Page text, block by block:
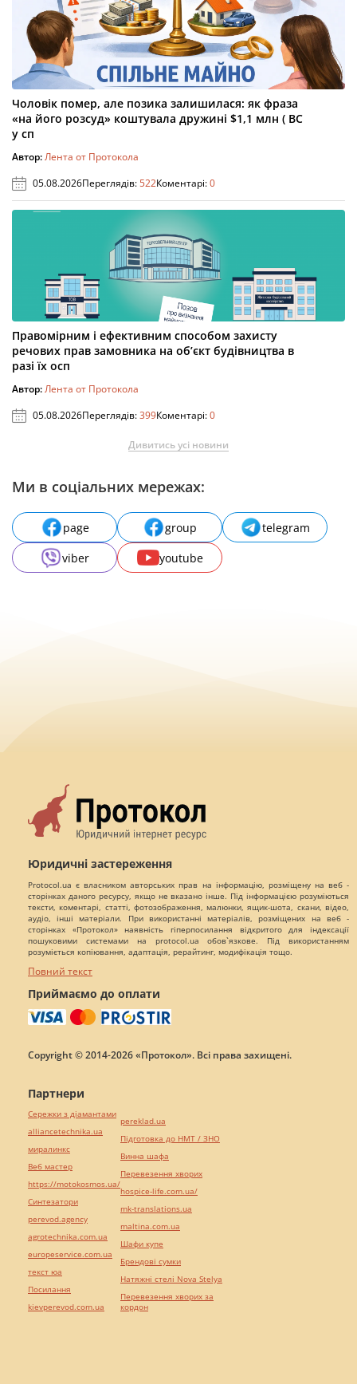
Чоловік помер, але позика залишилася: як фраза
«на його розсуд» коштувала дружині $1,1 млн ( ВС
у сп
Автор:Лента от Протокола
05.08.2026Переглядів:522Коментарі:0
Правомірним і ефективним способом захисту
речових прав замовника на об’єкт будівництва в
разі їх осп
Автор:Лента от Протокола
05.08.2026Переглядів:399Коментарі:0
Дивитись усі новини
Ми в соціальних мережах:
page group
telegram
viber
youtube
Юридичні застереження
Protocol.ua є власником авторських прав на інформацію, розміщену на веб -
сторінках даного ресурсу, якщо не вказано інше. Під інформацією розуміються
тексти, коментарі, статті, фотозображення, малюнки, ящик-шота, скани, відео,
аудіо, інші матеріали. При використанні матеріалів, розміщених на веб -
сторінках «Протокол» наявність гіперпосилання відкритого для індексації
пошуковими системами на protocol.ua обов`язкове. Під використанням
розуміється копіювання, адаптація, рерайтинг, модифікація тощо.
Повний текст
Приймаємо до оплати
Copyright © 2014-2026 «Протокол». Всі права захищені.
Партнери
Сережки з діамантами
alliancetechnika.ua
миралинкс
Веб мастер
https://motokosmos.ua/
Синтезатори
perevod.agency
agrotechnika.com.ua
europeservice.com.ua
текст юа
Посилання
kievperevod.com.ua
pereklad.ua
Підготовка до НМТ / ЗНО
Винна шафа
Перевезення хворих
hospice-life.com.ua/
mk-translations.ua
maltina.com.ua
Шафи купе
Брендові сумки
Натяжні стелі Nova Stelya
Перевезення хворих за
кордон